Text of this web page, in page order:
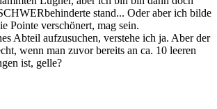
stand... Oder aber ich bilde
Pointe verschönert, mag sein.
Abteil aufzusuchen, verstehe ich ja. Aber der
wenn man zuvor bereits an ca. 10 leeren
ist, gelle?